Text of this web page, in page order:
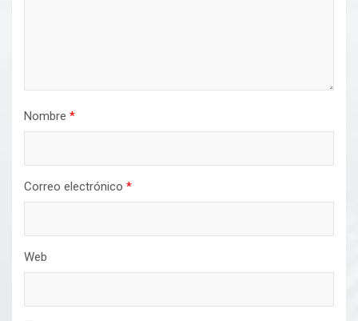
Nombre *
Correo electrónico *
Web